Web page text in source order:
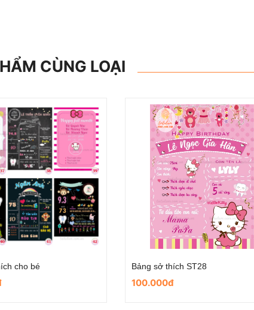
CÙNG LOẠI
ST25 Bảng sở thích ST24
179.000đ